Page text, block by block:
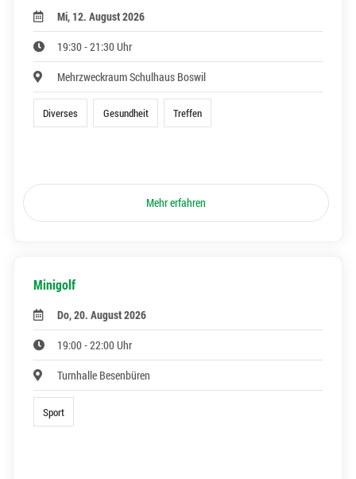
Mi, 12. August 2026
19:30 - 21:30 Uhr
Mehrzweckraum Schulhaus Boswil
Diverses Gesundheit Treffen
Mehr erfahren
Minigolf
Do, 20. August 2026
19:00 - 22:00 Uhr
Turnhalle Besenbüren
Sport